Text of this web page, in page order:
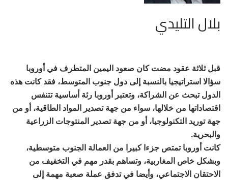
بلال التليدي
قبل ثلاثة عقود مضت كان صعود اليمين المتطرف في أوروبا
سؤالا استراتيجيا بالنسبة إلى دول جنوب المتوسط، فقد كانت هذه
الدول تبحث عن الشراكة، وتعتبر أوروبا رئة أساسية تتنفس
اقتصاداتها من خلالها، سواء من جهة تصدير المواد الطاقية، أو من
جهة توريد التكنولوجيا، أو من جهة تصدير المنتوجات الزراعية
والبحرية.
كانت أوروبا تمتص جزءا كبيرا من العمالة الجنوب متوسطية،
وبشكل خاص المغاربية، وتساهم بقدر مهم في التخفيف من
الاحتقان الاجتماعي، وأيضا في تدفق عملة صعبة مهمة إلى